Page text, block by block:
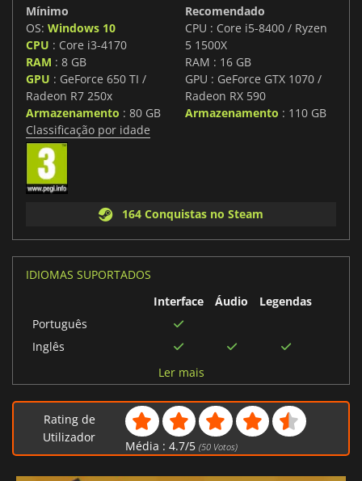
Mínimo
OS: Windows 10
CPU : Core i3-4170
RAM : 8 GB
GPU : GeForce 650 TI /
Radeon R7 250x
Armazenamento : 80 GB
Recomendado
CPU : Core i5-8400 / Ryzen
5 1500X
RAM : 16 GB
GPU : GeForce GTX 1070 /
Radeon RX 590
Armazenamento : 110 GB
Classificação por idade
164 Conquistas no Steam
IDIOMAS SUPORTADOS
Interface
Áudio
Legendas
Português
Inglês
Turco
Coreano
Polonês
Ler mais
Rating de
Utilizador
Média : 4.7/5 (50Votos)